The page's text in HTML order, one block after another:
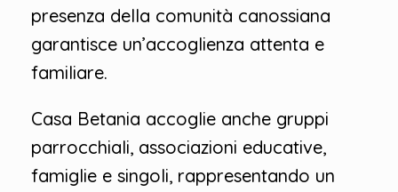
presenza della comunità canossiana
garantisce un’accoglienza attenta e
familiare.
Casa Betania accoglie anche gruppi
parrocchiali, associazioni educative,
famiglie e singoli, rappresentando un